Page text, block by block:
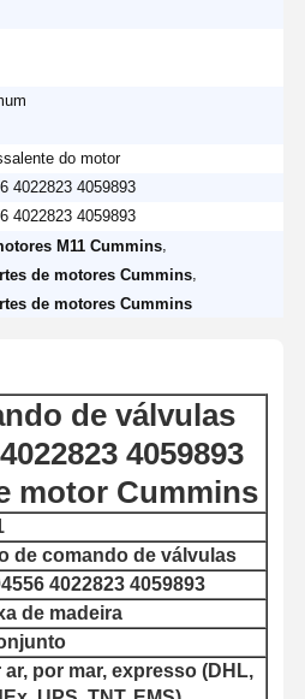
do motor
4022823 4059893
4022823 4059893
M11 Cummins
de motores Cummins
de motores Cummins
de válvulas
4059893
motor Cummins
de comando de válvulas
4022823 4059893
de madeira
ar, por mar, expresso (DHL,